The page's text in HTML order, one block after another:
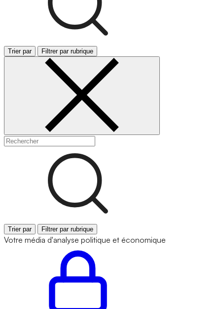
Trier par Filtrer par rubrique
Trier par Filtrer par rubrique
Votre média d'analyse politique et économique